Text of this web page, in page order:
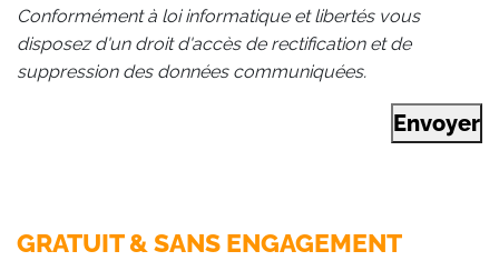
Conformément à loi informatique et libertés vous
disposez d'un droit d'accès de rectification et de
suppression des données communiquées.
Envoyer
GRATUIT & SANS ENGAGEMENT